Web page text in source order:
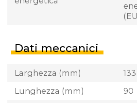
Dati meccanici
Larghezza (mm)
133
Lunghezza (mm)
90